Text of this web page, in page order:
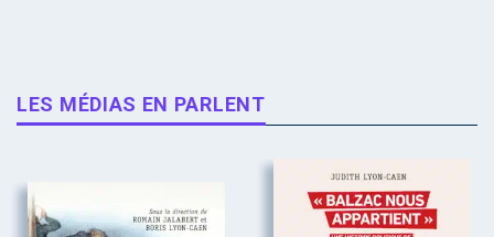
LES MÉDIAS EN PARLENT